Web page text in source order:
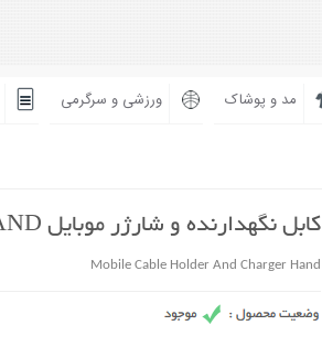
مد و پوشاک ورزشی و سرگرمی
کابل نگهدارنده و شارژر موبایل HAND
Mobile Cable Holder And Charger Hand